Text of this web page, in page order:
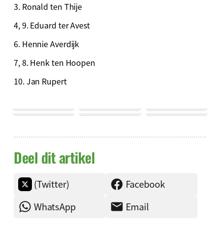
3. Ronald ten Thije
4, 9. Eduard ter Avest
6. Hennie Averdijk
7, 8. Henk ten Hoopen
10. Jan Rupert
Deel dit artikel
(Twitter)
Facebook
WhatsApp
Email